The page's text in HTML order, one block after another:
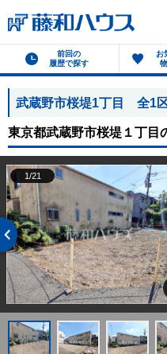
前回の
履歴で探す
お
武蔵野市桜堤1丁目 全1
東京都武蔵野市桜堤１丁目
1/21